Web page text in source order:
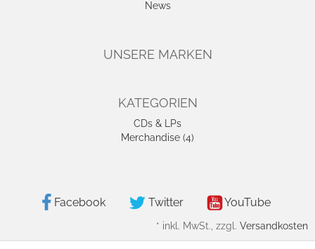
News
UNSERE MARKEN
KATEGORIEN
CDs & LPs
Merchandise (4)
Facebook Twitter YouTube
* inkl. MwSt., zzgl. Versandkosten